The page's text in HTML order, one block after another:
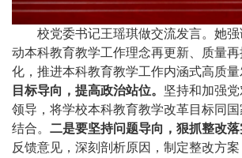
校党委书记王瑶琪做交流发言。她
动本科教育教学工作理念再更新、质量
化，推进本科教育教学工作内涵式高质量
目标导向，提高政治站位。 坚持和加强
领导，将学校本科教育教学改革目标同
结合。 二是要坚持问题导向，狠抓整改落
反馈意见，深刻剖析原因，制定整改方